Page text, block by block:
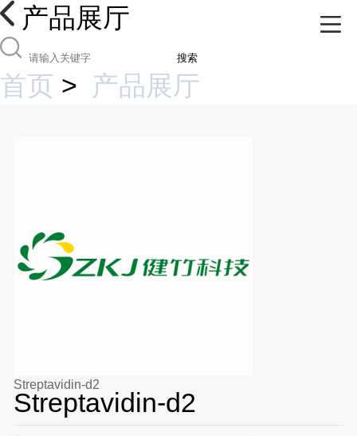
产品展厅
搜索
首页 > 产品展厅
Streptavidin-d2
Streptavidin-d2